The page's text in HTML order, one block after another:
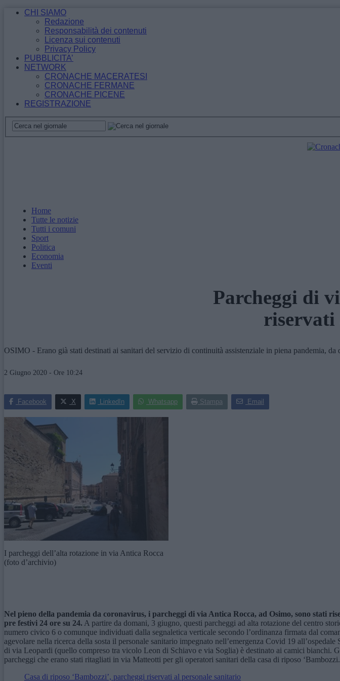
CHI SIAMO
Redazione
Responsabilità dei contenuti
Licenza sui contenuti
Privacy Policy
PUBBLICITA’
NETWORK
CRONACHE MACERATESI
CRONACHE FERMANE
CRONACHE PICENE
REGISTRAZIONE
Home
Tutte le notizie
Tutti i comuni
Sport
Politica
Economia
Eventi
Parcheggi di
riservati
OSIMO - Erano già stati destinati ai sanitari del servizio di continuità assistenziale in piena pandemia,
2 Giugno 2020 - Ore 10:24
Facebook X LinkedIn Whatsapp Stampa Email
I parcheggi dell’alta rotazione in via Antica Rocca
(foto d’archivio)
Nel pieno della pandemia da coronavirus, i parcheggi di via Antica Rocca, ad Osimo, sono stati
pre festivi 24 ore su 24. A partire da domani, 3 giugno, questi parcheggi ad alta rotazione del centro
numero civico 6 o comunque individuati dalla segnaletica verticale secondo l’ordinanza firmata dal
agevolare nella ricerca della sosta il personale sanitario impegnato nell’emergenza Covid 19
di via Leopardi (quello compreso tra vicolo Leon di Schiavo e via Soglia) è destinato ai camici bianchi.
parcheggi che erano stati ritagliati in via Matteotti per gli operatori sanitari della casa di riposo ‘Bambozzi.
Casa di riposo ‘Bambozzi’, parcheggi riservati al personale sanitario